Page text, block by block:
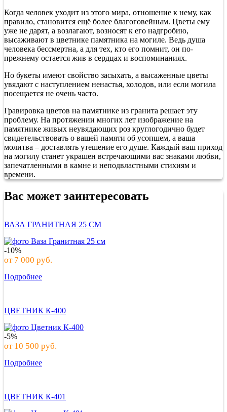
Когда человек уходит из этого мира, отношение к нему, как
правило, становится ещё более благоговейным. Цветы ему
уже не дарят, а возлагают, возносят к его надгробию,
высаживают в цветнике памятника на могиле. Ведь душа
человека бессмертна, а для тех, кто его помнит, он по-
прежнему остается жив в сердцах и воспоминаниях.
Но букеты имеют свойство засыхать, а высаженные цветы
увядают с наступлением ненастья, холодов, или если могила
посещается не очень часто.
Гравировка цветов на памятнике из гранита решает эту
проблему. На протяжении многих лет изображение на
памятнике живых неувядающих роз круглогодично будет
свидетельствовать о вашей памяти об усопшем, а ваша
молитва – доставлять утешение его душе. Каждый ваш приход
на могилу станет украшен встречающими вас знаками любви,
запечатленными в камне и неподвластными стихиям и
времени.
Вас может заинтересовать
ВАЗА ГРАНИТНАЯ 25 СМ
-10%
от 7 000 руб.
Подробнее
ЦВЕТНИК К-400
-5%
от 10 500 руб.
Подробнее
ЦВЕТНИК К-401